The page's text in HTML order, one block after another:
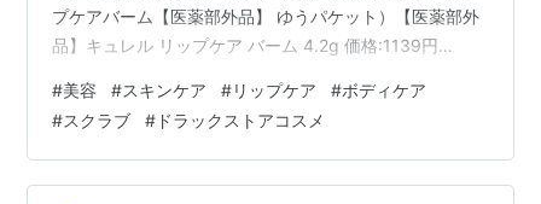
プケアバーム【医薬部外品】 ゆうパケット）【医薬部外
品】キュレル リップケア バーム 4.2g 価格:1139円
る色んなリップクリームを試しましたが 安定した荒れに
くい唇にしてくれたのはこのリップバームでした。 寝る
前にすこし多めにこのリップバームを付けていると 唇の
ターンオーバーが安定して健やかな唇にしてくれまし
#美容 #スキンケア #リップケア #ボディケア
#スクラブ # ドラックストアコスメ